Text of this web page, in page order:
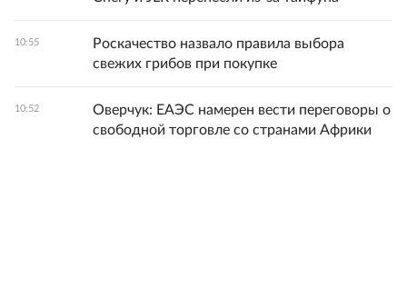
10:55
Роскачество назвало правила выбора
свежих грибов при покупке
10:52
Оверчук: ЕАЭС намерен вести переговоры о
свободной торговле со странами Африки